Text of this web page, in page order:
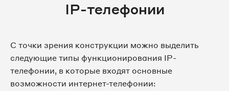
IP-телефонии
С точки зрения конструкции можно выделить
следующие типы функционирования IP-
телефонии, в которые входят основные
возможности интернет-телефонии: